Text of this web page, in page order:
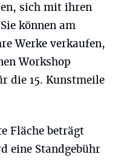
sich mit ihren
können am
Werke verkaufen,
Workshop
die 15. Kunstmeile
Fläche beträgt
eine Standgebühr